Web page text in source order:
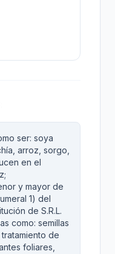
ser: soya
arroz, sorgo,
en el
y mayor de
1) del
de S.R.L.
como: semillas
de
foliares,